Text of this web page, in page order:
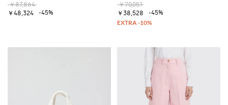
￥87,864
￥48,324
-45%
￥70,051
￥38,528
-45%